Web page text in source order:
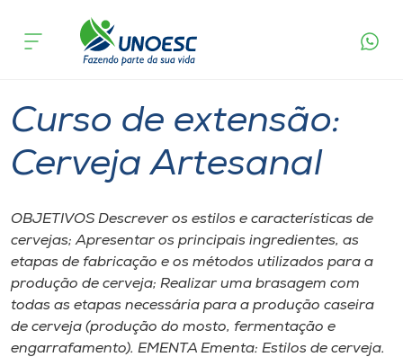
Cursos
Pesquisa
Portal de Ensino
A
Unoesc
acontece
Curso de extensão:
Cerveja Artesanal
OBJETIVOS Descrever os estilos e características de
cervejas; Apresentar os principais ingredientes, as
etapas de fabricação e os métodos utilizados para a
produção de cerveja; Realizar uma brasagem com
todas as etapas necessária para a produção caseira
de cerveja (produção do mosto, fermentação e
engarrafamento). EMENTA Ementa: Estilos de cerveja.